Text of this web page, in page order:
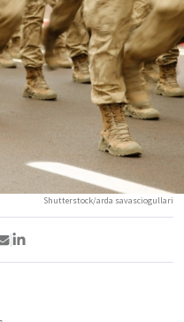
Shutterstock/arda savasciogullari